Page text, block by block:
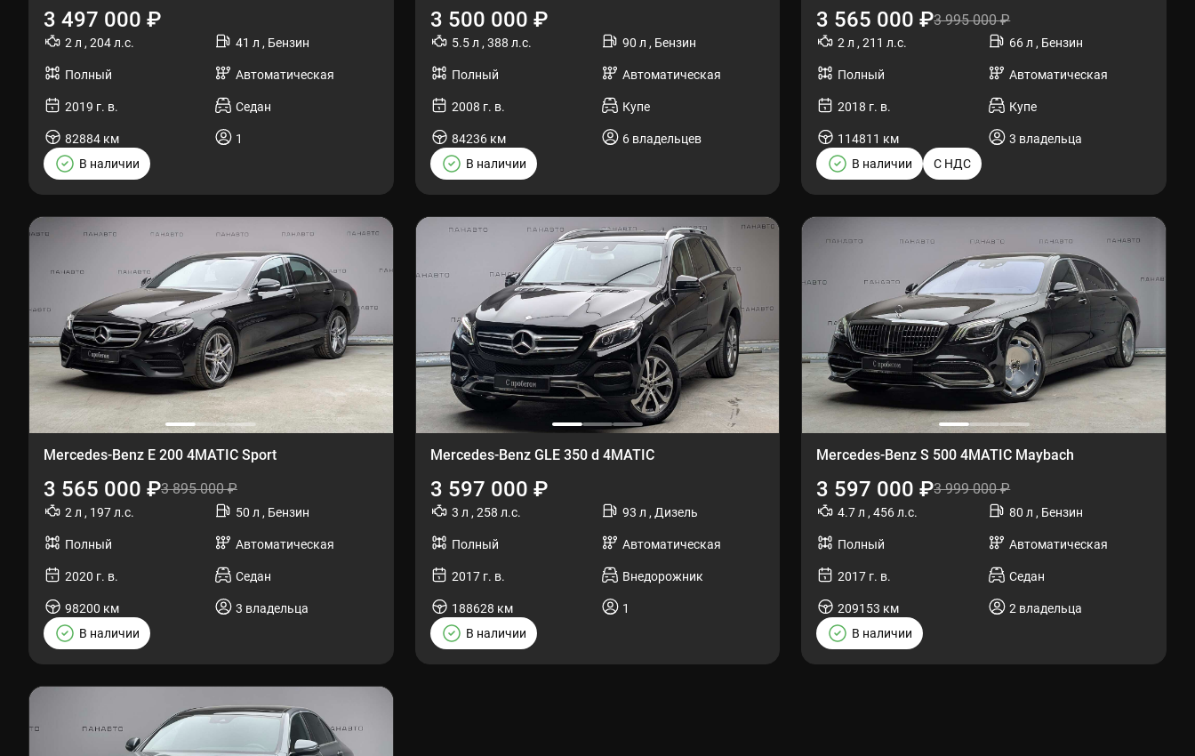
3 497 000 ₽
2 л , 204 л.с. 41 л , Бензин
Полный Автоматическая
2019 г. в. Седан
82884 км
1
В наличии
3 500 000 ₽
5.5 л , 388 л.с. 90 л , Бензин
Полный Автоматическая
2008 г. в. Купе
84236 км
6 владельцев
В наличии
3 565 000 ₽3 995 000 ₽
2 л , 211 л.с. 66 л , Бензин
Полный Автоматическая
2018 г. в. Купе
114811 км
3 владельца
В наличии
С НДС
Mercedes-Benz E 200 4MATIC Sport
3 565 000 ₽3 895 000 ₽
2 л , 197 л.с. 50 л , Бензин
Полный Автоматическая
2020 г. в. Седан
98200 км
3 владельца
В наличии
Mercedes-Benz GLE 350 d 4MATIC
3 597 000 ₽
3 л , 258 л.с. 93 л , Дизель
Полный Автоматическая
2017 г. в. Внедорожник
188628 км
1
В наличии
Mercedes-Benz S 500 4MATIC Maybach
3 597 000 ₽3 999 000 ₽
4.7 л , 456 л.с. 80 л , Бензин
Полный Автоматическая
2017 г. в. Седан
209153 км
2 владельца
В наличии